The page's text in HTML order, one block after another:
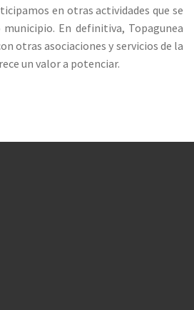
en otras actividades que se
En definitiva, Topagunea
otras asociaciones y servicios de la
un valor a potenciar.